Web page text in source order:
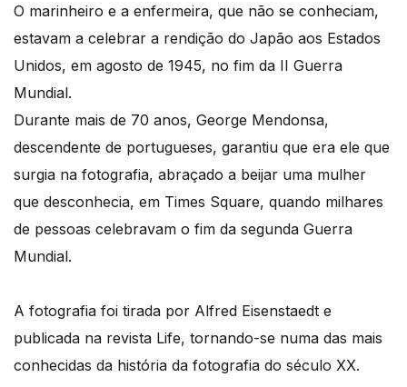
O marinheiro e a enfermeira, que não se conheciam,
estavam a celebrar a rendição do Japão aos Estados
Unidos, em agosto de 1945, no fim da II Guerra
Mundial.
Durante mais de 70 anos, George Mendonsa,
descendente de portugueses, garantiu que era ele que
surgia na fotografia, abraçado a beijar uma mulher
que desconhecia, em Times Square, quando milhares
de pessoas celebravam o fim da segunda Guerra
Mundial.
A fotografia foi tirada por Alfred Eisenstaedt e
publicada na revista Life, tornando-se numa das mais
conhecidas da história da fotografia do século XX.